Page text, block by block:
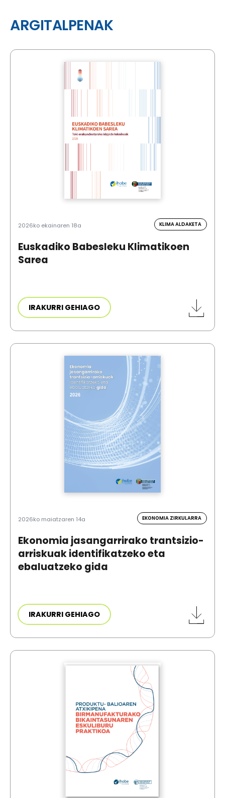
ARGITALPENAK
2026ko ekainaren 18a KLIMA ALDAKETA
Euskadiko Babesleku Klimatikoen
Sarea
IRAKURRI GEHIAGO
2026ko maiatzaren 14a EKONOMIA ZIRKULARRA
Ekonomia jasangarrirako trantsizio-
arriskuak identifikatzeko eta
ebaluatzeko gida
IRAKURRI GEHIAGO